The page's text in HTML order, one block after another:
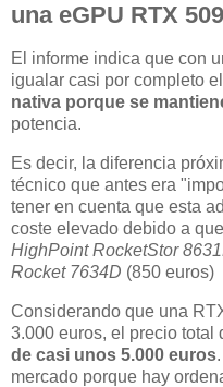
una eGPU RTX
El informe indica que con
igualar casi por completo
nativa porque se
potencia.
Es decir, la diferencia
técnico que antes era
tener en cuenta que esta
coste elevado debido a
HighPoint RocketStor
Rocket 7634D (850 euros)
Considerando que una
3.000 euros, el precio total
de casi unos 5.000 euros
mercado porque hay